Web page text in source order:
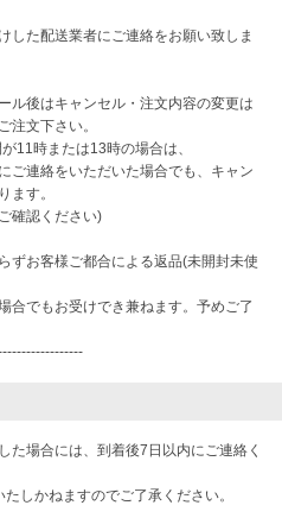
した配送業者にご連絡をお願い致しま
ル後はキャンセル・注文内容の変更は
注文下さい。
11時または13時の場合は、
ご連絡をいただいた場合でも、キャン
ます。
確認ください)
ずお客様ご都合による返品(未開封未使
合でもお受けでき兼ねます。予めご了
た場合には、到着後7日以内にご連絡く
しかねますのでご了承ください。